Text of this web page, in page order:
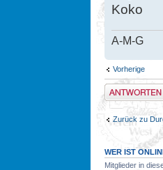
Koko
A-M-G
Vorherige
Antwort erstellen
Zurück zu
WER IST
Mitglieder in